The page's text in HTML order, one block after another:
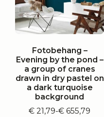
Fotobehang –
Evening by the pond –
a group of cranes
drawn in dry pastel on
a dark turquoise
background
€ 21,79-€ 655,79
Prijsklasse: